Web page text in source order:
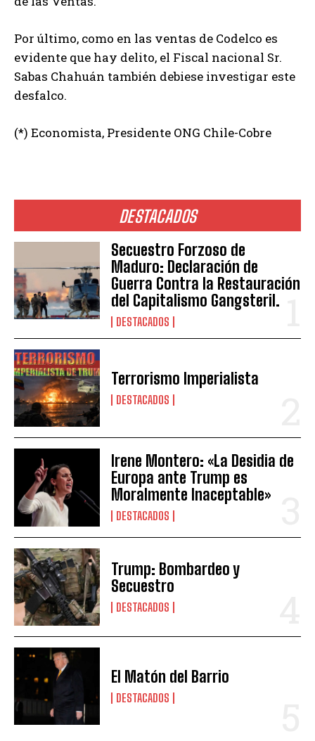
DESTACADOS
Secuestro Forzoso de
Maduro: Declaración de
Guerra Contra la Restauración
del Capitalismo Gangsteril.
DESTACADOS
Terrorismo Imperialista
DESTACADOS
Irene Montero: «La Desidia de
Europa ante Trump es
Moralmente Inaceptable»
DESTACADOS
Trump: Bombardeo y
Secuestro
DESTACADOS
El Matón del Barrio
DESTACADOS
Por último, como en las ventas de Codelco es
evidente que hay delito, el Fiscal nacional Sr.
Sabas Chahuán también debiese investigar este
desfalco.
(*) Economista, Presidente ONG Chile-Cobre